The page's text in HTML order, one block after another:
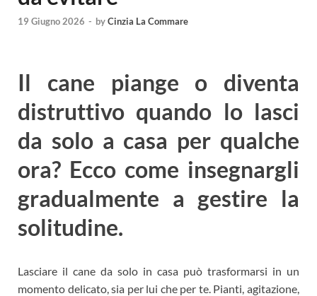
19 Giugno 2026 - byCinzia La Commare
Il cane piange o diventa
distruttivo quando lo lasci
da solo a casa per qualche
ora? Ecco come insegnargli
gradualmente a gestire la
solitudine.
Lasciare il cane da solo in casa può trasformarsi in un
momento delicato, sia per lui che per te. Pianti, agitazione,